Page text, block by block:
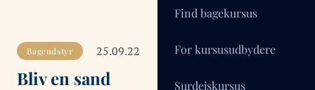
Bageudstyr 25.09.22
Bliv en sand
Find bagekursus
For kursusudbydere
Surdejskursus